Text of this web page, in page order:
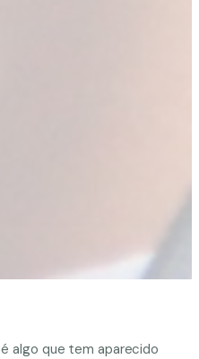
é algo que tem aparecido